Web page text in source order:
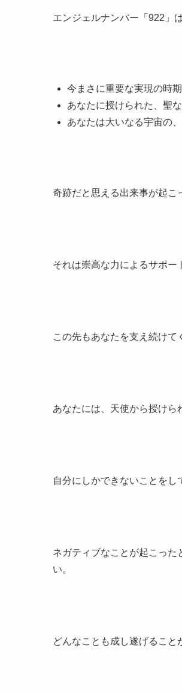
エンジェルナンバー「922」
今まさに重要な実現の時
あなたに授けられた、聖
あなたは大いなる宇宙の
奇跡だと思える出来事が起こ
それは崇高な力によるサポー
この先もあなたを支え続けて
あなたには、天使から授けら
自分にしかできないことをし
ネガティブなことが起こった
い。
どんなことも成し遂げること